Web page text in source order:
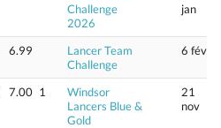
Challenge
2026
jan
6.99
Lancer Team
Challenge
6 fév
7.00 1
Windsor
Lancers Blue &
Gold
21
nov